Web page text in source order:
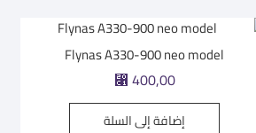
Flynas A330-900 neo model
⃁ 400,00
إضافة إلى السلة